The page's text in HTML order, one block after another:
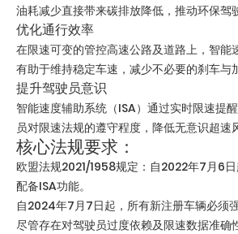
油耗减少直接带来碳排放降低，推动环保驾
优化通行效率
在限速可变的管控高速公路及道路上，智能
有助于维持稳定车速，减少不必要的刹车与
提升驾驶员意识
智能速度辅助系统（ISA）通过实时限速提
员对限速法规的遵守程度，降低无意识超速
核心法规要求：
欧盟法规2021/1958规定：自2022年7月6
配备ISA功能。
自2024年7月7日起，所有新注册车辆必须
尽管存在对驾驶员过度依赖及限速数据准确